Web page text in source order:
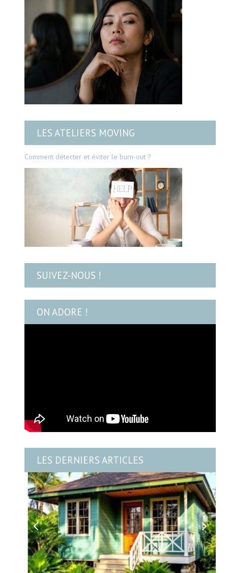
LES ATELIERS MOVING
Comment détecter et éviter le burn-out ?
SUIVEZ-NOUS !
ON ADORE !
LES DERNIERS ARTICLES